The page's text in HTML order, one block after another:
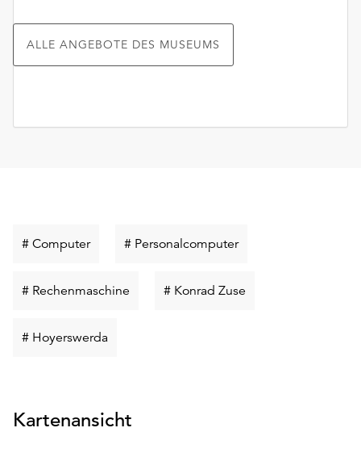
ALLE ANGEBOTE DES MUSEUMS
# ComputerSchlüsselwort
# PersonalcomputerSchlüsselwort
# Rechenmaschine Schlüsselwort
# Konrad Zuse
# Hoyerswerda
Kartenansicht